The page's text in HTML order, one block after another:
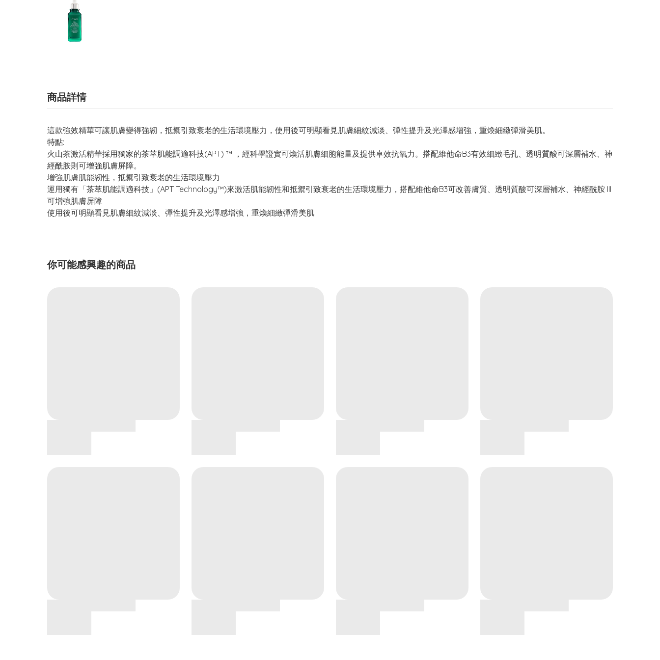
商品詳情
這款強效精華可讓肌膚變得強韌，抵禦引致衰老的生活環境壓力，使用後可明顯看見肌膚細紋減淡、彈性提升及光澤感增強，重煥細緻彈滑美肌。
特點:
火山茶激活精華採用獨家的茶萃肌能調適科技(APT) ™ ，經科學證實可煥活肌膚細胞能量及提供卓效抗氧力。搭配維他命B3有效細緻毛孔、透明質酸可深層補水、神
經酰胺則可增強肌膚屏障。
增強肌膚肌能韌性，抵禦引致衰老的生活環境壓力
運用獨有「茶萃肌能調適科技」(APT Technology™)來激活肌能韌性和抵禦引致衰老的生活環境壓力，搭配維他命B3可改善膚質、透明質酸可深層補水、神經酰胺 III
可增強肌膚屏障
使用後可明顯看見肌膚細紋減淡、彈性提升及光澤感增強，重煥細緻彈滑美肌
你可能感興趣的商品